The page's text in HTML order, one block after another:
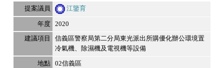
江鑒育
2020
信義區警察局第二分局東光派出所購優化辦公環境置
冷氣機、除濕機及電視機等設備
02信義區